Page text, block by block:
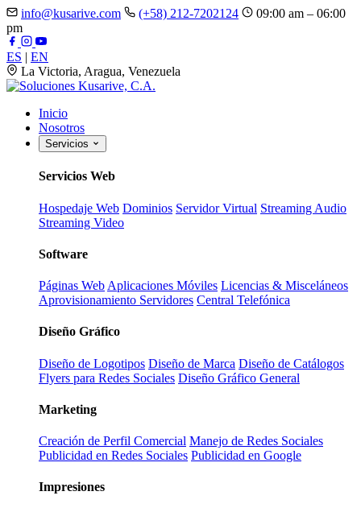
info@kusarive.com (+58) 212-7202124
09:00 am – 06:00
pm
ES | EN
La Victoria, Aragua, Venezuela
Inicio
Nosotros
Servicios
Servicios Web
Hospedaje Web Dominios Servidor Virtual Streaming Audio
Streaming Video
Software
Páginas Web Aplicaciones Móviles Licencias & Misceláneos
Aprovisionamiento Servidores Central Telefónica
Diseño Gráfico
Diseño de Logotipos Diseño de Marca Diseño de Catálogos
Flyers para Redes Sociales Diseño Gráfico General
Marketing
Creación de Perfil Comercial Manejo de Redes Sociales
Publicidad en Redes Sociales Publicidad en Google
Impresiones